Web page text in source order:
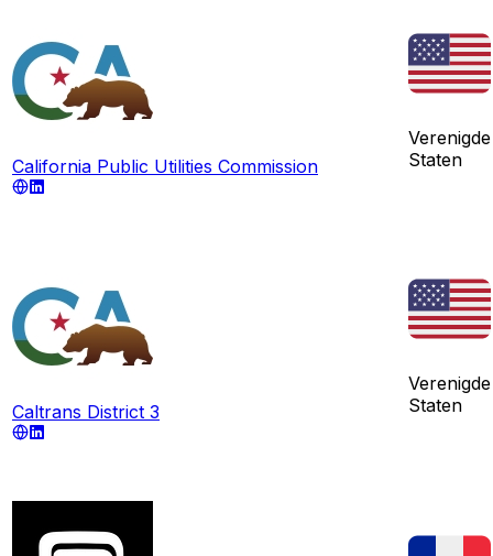
California Public Utilities Commission
Verenigde
Staten
Caltrans District 3
Verenigde
Staten